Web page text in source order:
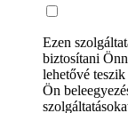
Ezen
biztosítani
lehetővé
Ön